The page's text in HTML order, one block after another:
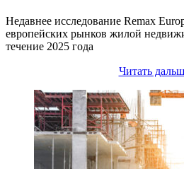
Недавнее исследование Remax
европейских рынков жилой
течение 2025 года
Читать